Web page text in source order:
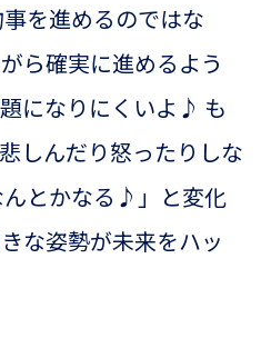
を進めるのではな
ら確実に進めるよう
になりにくいよ♪ も
しんだり怒ったりしな
とかなる♪」と変化
な姿勢が未来をハッ